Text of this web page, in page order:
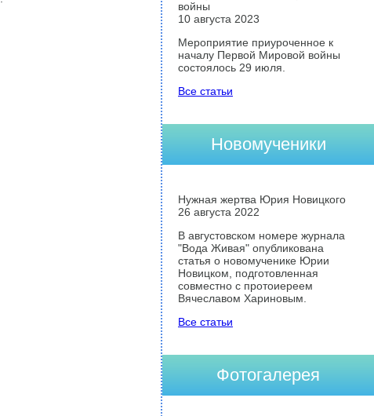
войны
10 августа 2023
Мероприятие приуроченное к
началу Первой Мировой войны
состоялось 29 июля.
Все статьи
Новомученики
Нужная жертва Юрия Новицкого
26 августа 2022
В августовском номере журнала
"Вода Живая" опубликована
статья о новомученике Юрии
Новицком, подготовленная
совместно с протоиереем
Вячеславом Хариновым.
Все статьи
Фотогалерея